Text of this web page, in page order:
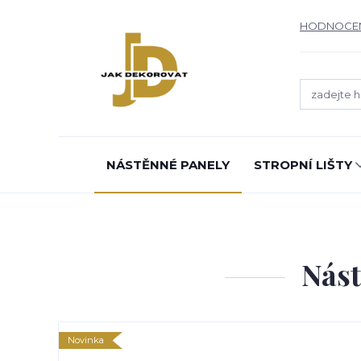
NÁSTĚNNÉ PANELY STROPNÍ LIŠTY
Novinka